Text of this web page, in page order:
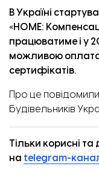
В Україні
«HOME:
працюватиме і у
можливою
сертифікатів.
Про це повідомили
будівельників
Тільки корисні та
на telegram-